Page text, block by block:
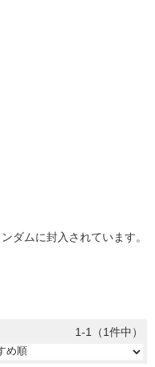
ダムに封入されています。
1-1（1件中）